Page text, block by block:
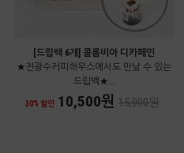
[드립백 6개] 콜롬비아 디카페인
★전광수커피하우스에서도 만날 수 있는
드립백★...
30% 할인 10,500원 15,000원